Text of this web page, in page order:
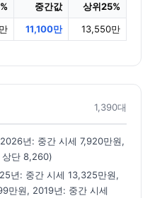
중간값
상위25%
11,100만 13,550만
1,390대
년: 중간 시세 7,920만원,
상단 8,260)
년: 중간 시세 13,325만원,
만원, 2019년: 중간 시세